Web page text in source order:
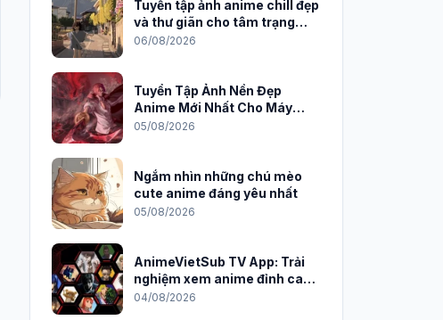
Tuyển tập ảnh anime chill đẹp
và thư giãn cho tâm trạng
2026
06/08/2026
Tuyển Tập Ảnh Nền Đẹp
Anime Mới Nhất Cho Máy
Tính 2026
05/08/2026
Ngắm nhìn những chú mèo
cute anime đáng yêu nhất
05/08/2026
AnimeVietSub TV App: Trải
nghiệm xem anime đỉnh cao
trên PC
04/08/2026